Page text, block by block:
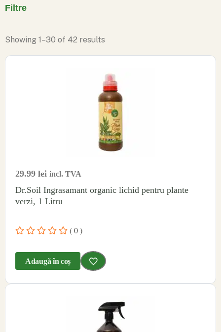
Filtre
Showing 1–30 of 42 results
29.99 lei incl. TVA
Dr.Soil Ingrasamant organic lichid pentru plante
verzi, 1 Litru
( 0 )
Adaugă în coș